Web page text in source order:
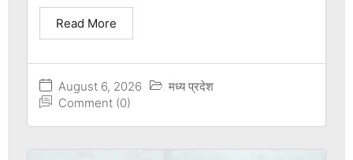
August 6, 2026
मध्य प्रदेश
Comment (0)
Read More